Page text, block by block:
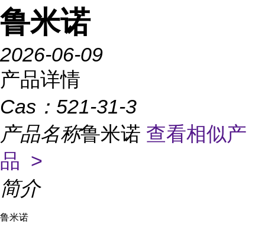
鲁米诺
2026-06-09
产品详情
Cas： 521-31-3
产品名称鲁米诺 查看相似产
品 >
简介
鲁米诺